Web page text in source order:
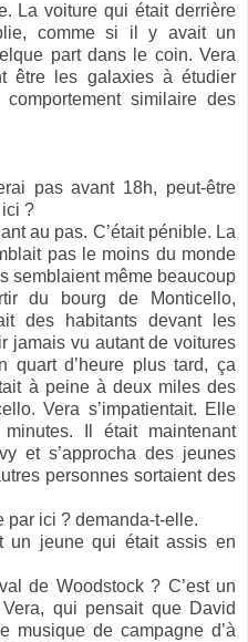
La voiture qui était derrière
comme si il y avait un
part dans le coin. Vera
être les galaxies à étudier
similaire des
pas avant 18h, peut-être
?
au pas. C’était pénible. La
pas le moins du monde
semblaient même beaucoup
du bourg de Monticello,
des habitants devant les
jamais vu autant de voitures
quart d’heure plus tard, ça
à peine à deux miles des
Vera s’impatientait. Elle
Il était maintenant
et s’approcha des jeunes
personnes sortaient des
ici ? demanda-t-elle.
un jeune qui était assis en
de Woodstock ? C’est un
qui pensait que David
musique de campagne d’à